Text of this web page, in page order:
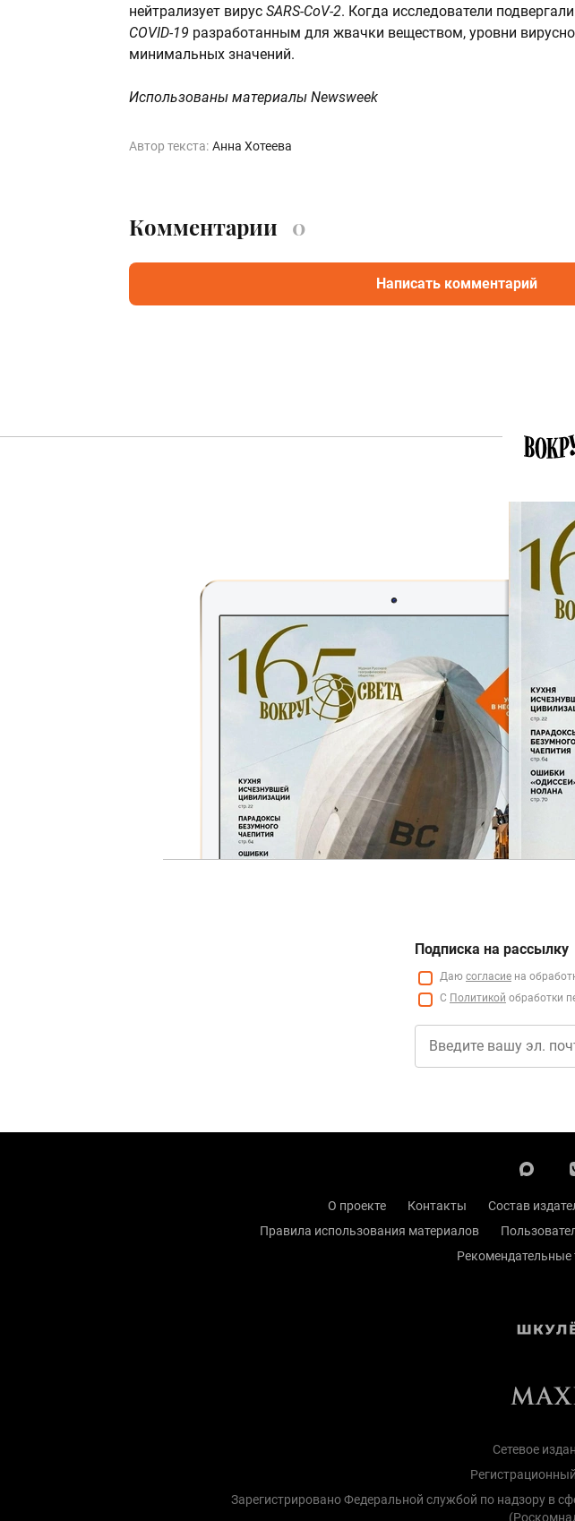
нейтрализует вирус SARS-CoV-2. Когда исследователи
COVID-19 разработанным для жвачки веществом, уровни
минимальных значений.
Использованы материалы Newsweek
Автор текста: Анна Хотеева
Комментарии 0
Написать комментарий
Подписка на рассылку
Даю согласие на
С Политикой обработки
О проекте Контакты Состав
Правила использования материалов
Рекомендательные
Сетевое
Зарегистрировано Федеральной службой по надзору в